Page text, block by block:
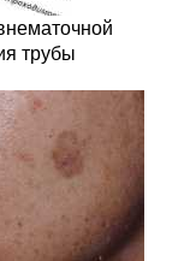
трубы